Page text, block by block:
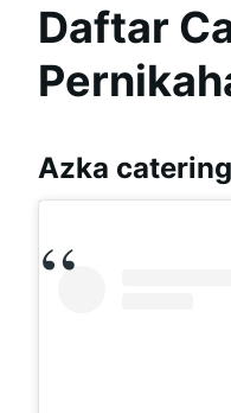
Daftar
Azka